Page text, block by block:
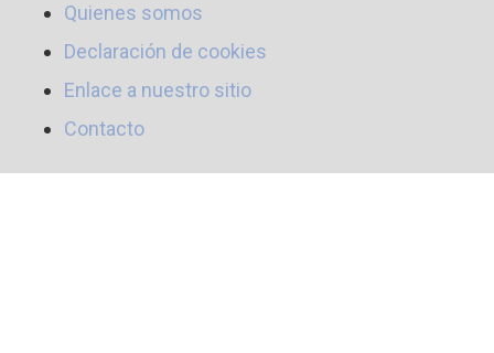
Quienes somos
Declaración de cookies
Enlace a nuestro sitio
Contacto